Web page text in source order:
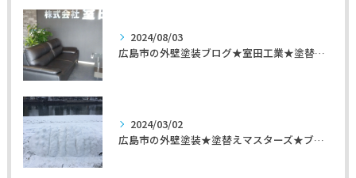
2024/08/03
広島市の外壁塗装ブログ★室田工業★塗替えマスターズ★外壁リフォーム
2024/03/02
広島市の外壁塗装★塗替えマスターズ★ブログ「初めて家を手入れするのに」